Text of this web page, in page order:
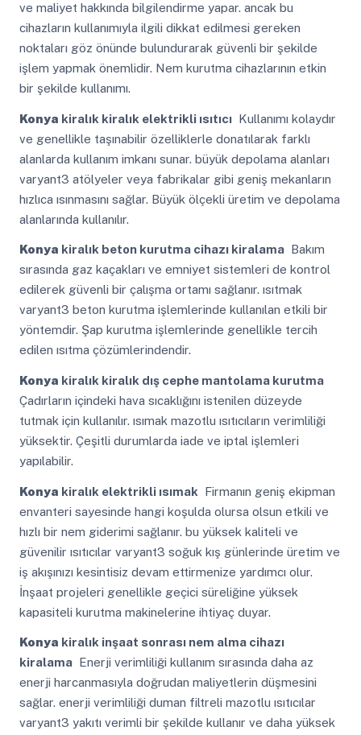
ve maliyet hakkında bilgilendirme yapar. ancak bu
cihazların kullanımıyla ilgili dikkat edilmesi gereken
noktaları göz önünde bulundurarak güvenli bir şekilde
işlem yapmak önemlidir. Nem kurutma cihazlarının etkin
bir şekilde kullanımı.
Konya kiralık kiralık elektrikli ısıtıcıKullanımı kolaydır
ve genellikle taşınabilir özelliklerle donatılarak farklı
alanlarda kullanım imkanı sunar. büyük depolama alanları
varyant3 atölyeler veya fabrikalar gibi geniş mekanların
hızlıca ısınmasını sağlar. Büyük ölçekli üretim ve depolama
alanlarında kullanılır.
Konya kiralık beton kurutma cihazı kiralamaBakım
sırasında gaz kaçakları ve emniyet sistemleri de kontrol
edilerek güvenli bir çalışma ortamı sağlanır. ısıtmak
varyant3 beton kurutma işlemlerinde kullanılan etkili bir
yöntemdir. Şap kurutma işlemlerinde genellikle tercih
edilen ısıtma çözümlerindendir.
Konya kiralık kiralık dış cephe mantolama kurutma
Çadırların içindeki hava sıcaklığını istenilen düzeyde
tutmak için kullanılır. ısımak mazotlu ısıtıcıların verimliliği
yüksektir. Çeşitli durumlarda iade ve iptal işlemleri
yapılabilir.
Konya kiralık elektrikli ısımak Firmanın geniş ekipman
envanteri sayesinde hangi koşulda olursa olsun etkili ve
hızlı bir nem giderimi sağlanır. bu yüksek kaliteli ve
güvenilir ısıtıcılar varyant3 soğuk kış günlerinde üretim ve
iş akışınızı kesintisiz devam ettirmenize yardımcı olur.
İnşaat projeleri genellikle geçici süreliğine yüksek
kapasiteli kurutma makinelerine ihtiyaç duyar.
Konya kiralık inşaat sonrası nem alma cihazı
kiralamaEnerji verimliliği kullanım sırasında daha az
enerji harcanmasıyla doğrudan maliyetlerin düşmesini
sağlar. enerji verimliliği duman filtreli mazotlu ısıtıcılar
varyant3 yakıtı verimli bir şekilde kullanır ve daha yüksek